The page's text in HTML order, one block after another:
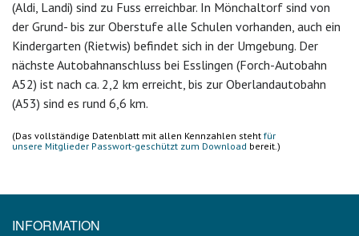
(Aldi, Landi) sind zu Fuss erreichbar. In Mönchaltorf sind von
der Grund- bis zur Oberstufe alle Schulen vorhanden, auch ein
Kindergarten (Rietwis) befindet sich in der Umgebung. Der
nächste Autobahnanschluss bei Esslingen (Forch-Autobahn
A52) ist nach ca. 2,2 km erreicht, bis zur Oberlandautobahn
(A53) sind es rund 6,6 km.
(Das vollständige Datenblatt mit allen Kennzahlen steht für
unsere Mitglieder Passwort-geschützt zum Download bereit.)
INFORMATION